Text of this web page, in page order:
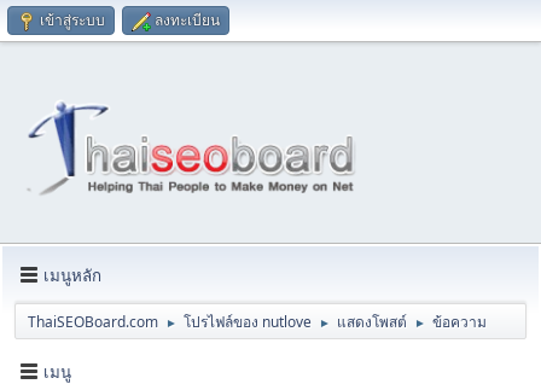
เข้าสู่ระบบ ลงทะเบียน
เมนูหลัก
ThaiSEOBoard.com ► โปรไฟล์ของ nutlove ► แสดงโพสต์ ► ข้อความ
เมนู